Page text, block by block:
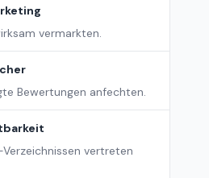
vermarkten.
Bewertungen anfechten.
vertreten